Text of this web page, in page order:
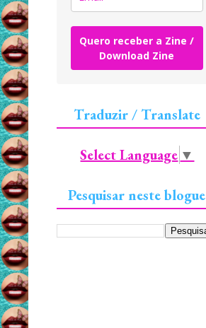
Quero receber a Zine /
Download Zine
Traduzir / Translate
Select Language ▼
Pesquisar neste blogue